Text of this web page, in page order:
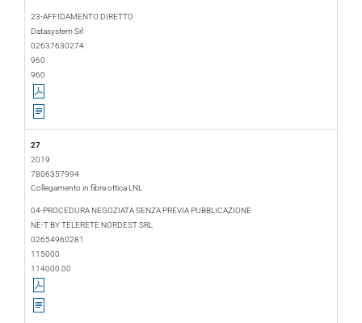
2020-01-17
23-AFFIDAMENTO DIRETTO
Datasystem Srl
02637630274
960
960
27
2019
7806357994
Collegamento in fibra ottica LNL
2021-02-28
04-PROCEDURA NEGOZIATA SENZA PREVIA PUBBLICAZIONE
NE-T BY TELERETE NORDEST SRL
02654960281
115000
114000.00